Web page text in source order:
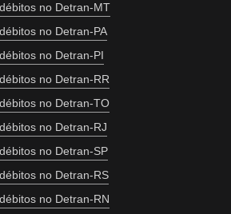
no Detran-MT
no Detran-PA
no Detran-PI
no Detran-RR
no Detran-TO
no Detran-RJ
no Detran-SP
no Detran-RS
no Detran-RN